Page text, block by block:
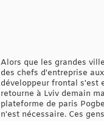
Alors que les grandes
des chefs d'entreprise
développeur frontal s'est
retourne à Lviv demain
plateforme de paris
n'est nécessaire. Ces